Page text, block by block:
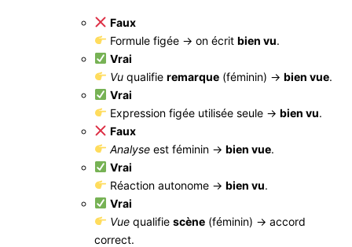
Faux
Formule figée → on écrit bien vu.
Vrai
Vuqualifie remarque(féminin) → bien vue.
Vrai
Expression figée utilisée seule → bien vu.
Faux
Analyseest féminin → bien vue.
Vrai
Réaction autonome → bien vu.
Vrai
Vuequalifie scène(féminin) → accord
correct.